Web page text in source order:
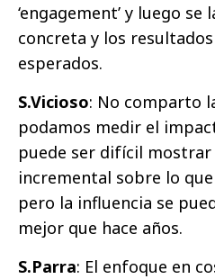
‘engagement’ y luego se
concreta y los
esperados.
S.Vicioso: No comparto
podamos medir el
puede ser difícil
incremental sobre lo
pero la influencia se
mejor que hace años.
S.Parra: El enfoque en